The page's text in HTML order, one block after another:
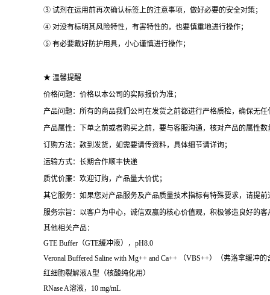
③ 试剂在运用前再次确认标签上的注意事项，做好必要的安全对策；
④ 对没有标明其风险特性，有害特性的，也要慎重地进行操作；
⑤ 有必要戴好防护用具，小心谨慎进行操作；
★ 温馨提醒
价格问题：价格以本公司的实际报价为准；
产品问题：所有的商品我们公司在发货之前都进行严格质检，确保无任
产品属性：下单之前或者购买之前，要与客服沟通，核对产品的属性
订购方法：款到发货，如需要请传资料，具体细节请详询；
运输方式：长期合作顺丰快递
质优价廉：欢迎订购，产品量大价优；
其它服务：如果您对产品服务及产品质量技术指标有特殊要求，请提前
服务宗旨：以客户为中心，诚信双赢的核心价值观，积极够造良好的
其他相关产品：
GTE Buffer（GTE缓冲液），pH8.0
Veronal Buffered Saline with Mg++ and Ca++ （VBS++）（弗洛拿缓冲
红细胞裂解液A型（核酸纯化用）
RNase A溶液，10 mg/mL